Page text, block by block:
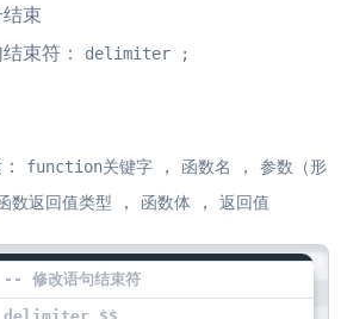
束
束符：
delimiter ;
function关键字 ， 函数名 ，
参数（形
数返回值类型 ， 函数体 ， 返回值
修改语句结束符